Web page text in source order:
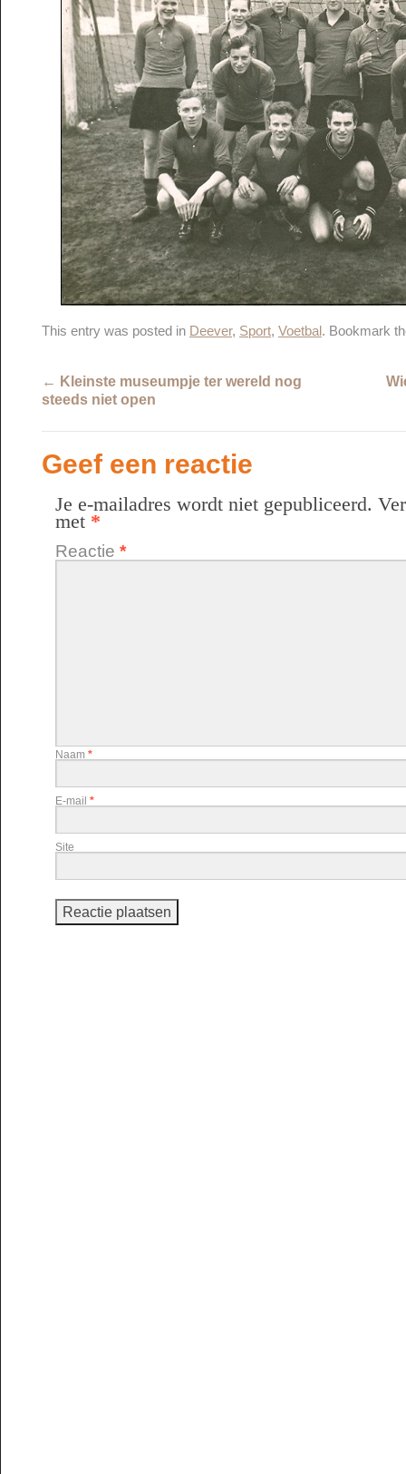
This entry was posted in Deever, Sport, Voetbal . Bookmark
← Kleinste museumpje ter wereld nog
steeds niet open
Geef een reactie
Je e-mailadres wordt niet gepubliceerd.
met *
Reactie *
Naam *
E-mail *
Site